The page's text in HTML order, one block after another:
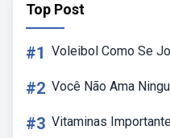
Top Post
#1 Voleibol Como Se
#2 Você Não Ama
#3 Vitaminas